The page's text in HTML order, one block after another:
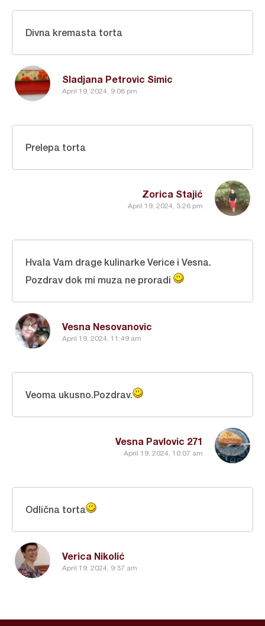
Sladjana Petrovic Simic
April 19, 2024, 9:08 pm
Divna kremasta torta
Zorica Stajić
April 19, 2024, 3:26 pm
Prelepa torta
Vesna Nesovanovic
April 19, 2024, 11:49 am
Hvala Vam drage kulinarke Verice i Vesna.
Pozdrav dok mi muza ne proradi
Vesna Pavlovic 271
April 19, 2024, 10:07 am
Veoma ukusno.Pozdrav.
Verica Nikolić
April 19, 2024, 9:37 am
Odlična torta